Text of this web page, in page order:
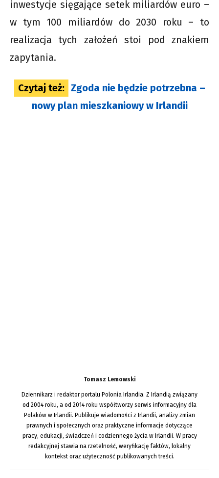
inwestycje sięgające setek miliardów euro –
w tym 100 miliardów do 2030 roku – to
realizacja tych założeń stoi pod znakiem
zapytania.
Czytaj też: Zgoda nie będzie potrzebna –
nowy plan mieszkaniowy w Irlandii
Tomasz Lemowski
Dziennikarz i redaktor portalu Polonia Irlandia. Z Irlandią związany
od 2004 roku, a od 2014 roku współtworzy serwis informacyjny dla
Polaków w Irlandii. Publikuje wiadomości z Irlandii, analizy zmian
prawnych i społecznych oraz praktyczne informacje dotyczące
pracy, edukacji, świadczeń i codziennego życia w Irlandii. W pracy
redakcyjnej stawia na rzetelność, weryfikację faktów, lokalny
kontekst oraz użyteczność publikowanych treści.